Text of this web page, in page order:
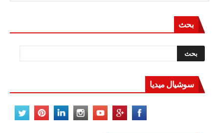
بحث
سوشيال ميديا